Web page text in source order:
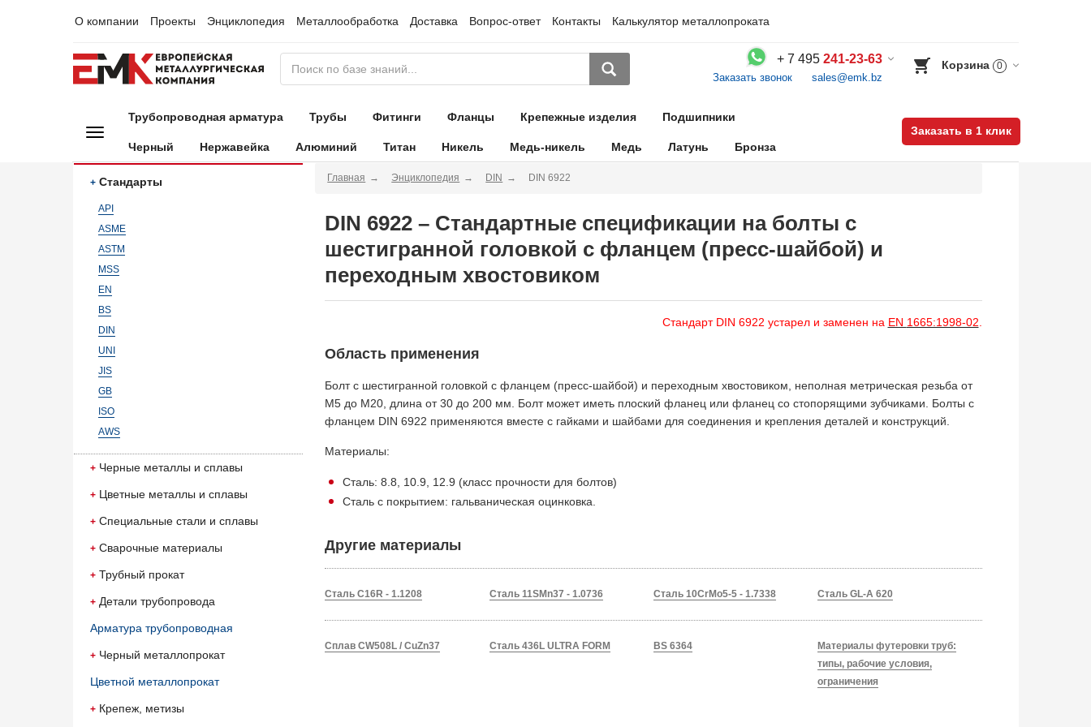
О компании Проекты Энциклопедия Металлообработка Доставка Вопрос-ответ Контакты Калькулятор металлопроката
+ 7 495 241-23-63
Заказать звонок sales@emk.bz
Корзина 0
Трубопроводная арматура Трубы Фитинги Фланцы Крепежные изделия Подшипники
Черный Нержавейка Алюминий Титан Никель Медь-никель Медь Латунь Бронза
Заказать в 1 клик
Стандарты
API
ASME
ASTM
MSS
EN
BS
DIN
UNI
JIS
GB
ISO
AWS
Черные металлы и сплавы
Цветные металлы и сплавы
Специальные стали и сплавы
Сварочные материалы
Трубный прокат
Детали трубопровода
Арматура трубопроводная
Черный металлопрокат
Цветной металлопрокат
Крепеж, метизы
Главная Энциклопедия DIN DIN 6922
DIN 6922 – Стандартные спецификации на болты с
шестигранной головкой с фланцем (пресс-шайбой) и
переходным хвостовиком
Стандарт DIN 6922 устарел и заменен на EN 1665:1998-02
Область применения
Болт с шестигранной головкой с фланцем (пресс-шайбой) и переходным хвостовиком, неполная метрическая резьба от
М5 до М20, длина от 30 до 200 мм. Болт может иметь плоский фланец или фланец со стопорящими зубчиками. Болты с
фланцем DIN 6922 применяются вместе с гайками и шайбами для соединения и крепления деталей и конструкций.
Материалы:
Сталь: 8.8, 10.9, 12.9 (класс прочности для болтов)
Сталь с покрытием: гальваническая оцинковка.
Другие материалы
Сталь C16R - 1.1208 Сталь 11SMn37 - 1.0736 Сталь 10CrMo5-5 - 1.7338 Сталь GL-A 620
Сплав CW508L / CuZn37 Сталь 436L ULTRA FORM BS 6364
Материалы футеровки труб:
типы, рабочие условия,
ограничения